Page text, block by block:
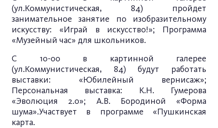
(ул.Коммунистическая, 84) пройдет
занимательное занятие по изобразительному
искусству: «Играй в искусство!»; Программа
«Музейный час» для школьников.
С 10-00 в картинной галерее
(ул.Коммунистическая, 84) будут работать
выставки: «Юбилейный вернисаж»;
Персональная выставка: К.Н. Гумерова
«Эволюция 2.0»; А.В. Бородиной «Форма
шума».Участвует в программе «Пушкинская
карта.